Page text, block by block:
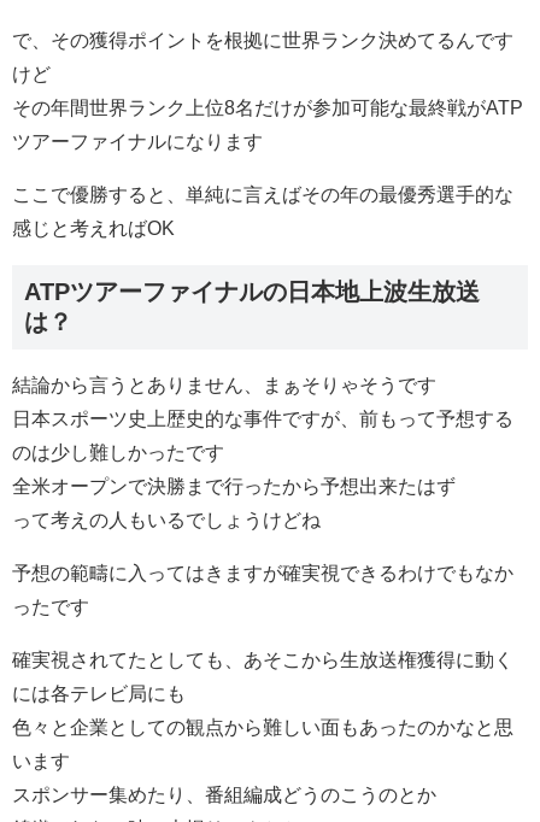
で、その獲得ポイントを根拠に世界ランク決めてるんです
けど
その年間世界ランク上位8名だけが参加可能な最終戦がATP
ツアーファイナルになります
ここで優勝すると、単純に言えばその年の最優秀選手的な
感じと考えればOK
ATPツアーファイナルの日本地上波生放送
は？
結論から言うとありません、まぁそりゃそうです
日本スポーツ史上歴史的な事件ですが、前もって予想する
のは少し難しかったです
全米オープンで決勝まで行ったから予想出来たはず
って考えの人もいるでしょうけどね
予想の範疇に入ってはきますが確実視できるわけでもなか
ったです
確実視されてたとしても、あそこから生放送権獲得に動く
には各テレビ局にも
色々と企業としての観点から難しい面もあったのかなと思
います
スポンサー集めたり、番組編成どうのこうのとか